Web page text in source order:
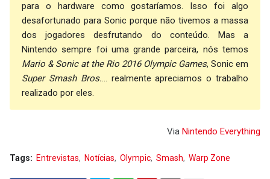
para o hardware como gostaríamos. Isso foi algo
desafortunado para Sonic porque não tivemos a massa
dos jogadores desfrutando do conteúdo. Mas a
Nintendo sempre foi uma grande parceira, nós temos
Mario & Sonic at the Rio 2016 Olympic Games, Sonic em
Super Smash Bros.... realmente apreciamos o trabalho
realizado por eles.
Via Nintendo Everything
Tags: Entrevistas Notícias Olympic Smash Warp Zone